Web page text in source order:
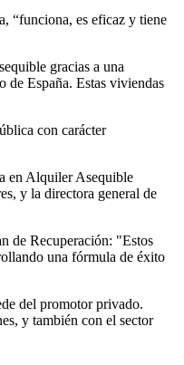
“funciona, es eficaz y tiene
gracias a una
España. Estas viviendas
con carácter
en Alquiler Asequible
y la directora general de
de Recuperación: "Estos
una fórmula de éxito
del promotor privado.
y también con el sector